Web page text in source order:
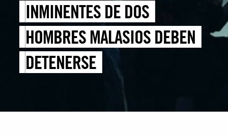
INMINENTES DE DOS
HOMBRES MALASIOS DEBEN
DETENERSE